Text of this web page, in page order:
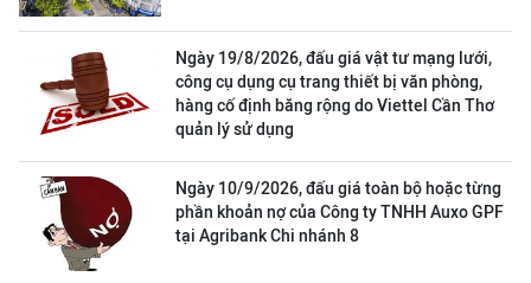
Ngày 19/8/2026, đấu giá vật tư mạng lưới,
công cụ dụng cụ trang thiết bị văn phòng,
hàng cố định băng rộng do Viettel Cần Thơ
quản lý sử dụng
Ngày 10/9/2026, đấu giá toàn bộ hoặc từng
phần khoản nợ của Công ty TNHH Auxo GPF
tại Agribank Chi nhánh 8